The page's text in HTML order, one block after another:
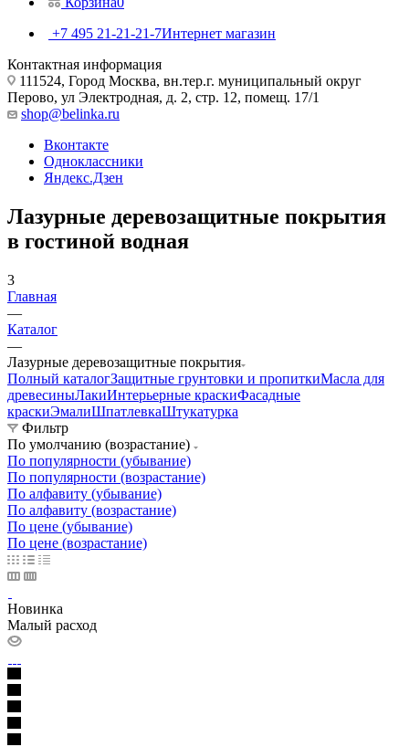
+7 495 21-21-21-7Интернет магазин
Контактная информация
111524, Город Москва, вн.тер.г. муниципальный округ
Перово, ул Электродная, д. 2, стр. 12, помещ. 17/1
shop@belinka.ru
Вконтакте
Одноклассники
Яндекс.Дзен
Лазурные деревозащитные покрытия
в гостиной водная
3
Главная
—
Каталог
—
Лазурные деревозащитные покрытия
Полный каталогЗащитные грунтовки и пропиткиМасла для
древесиныЛакиИнтерьерные краскиФасадные
краскиЭмалиШпатлевкаШтукатурка
Фильтр
По умолчанию (возрастание)
По популярности (убывание)
По популярности (возрастание)
По алфавиту (убывание)
По алфавиту (возрастание)
По цене (убывание)
По цене (возрастание)
Новинка
Малый расход